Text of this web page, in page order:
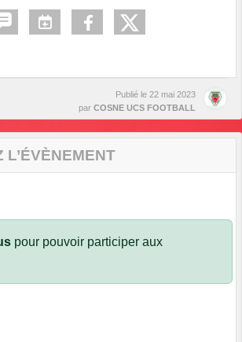
Publié le 22 mai 2023
par COSNE UCS FOOTBALL
L’ÉVÈNEMENT
pour pouvoir participer aux